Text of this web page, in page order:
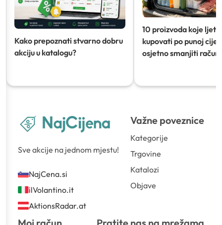
Kako prepoznati stvarno dobru
akciju u katalogu?
10 proizvoda koje ljeti
kupovati po punoj
osjetno smanjiti račun)
Sve akcije na jednom mjestu!
NajCena.si
ilVolantino.it
AktionsRadar.at
Važne poveznice
Kategorije
Trgovine
Katalozi
Objave